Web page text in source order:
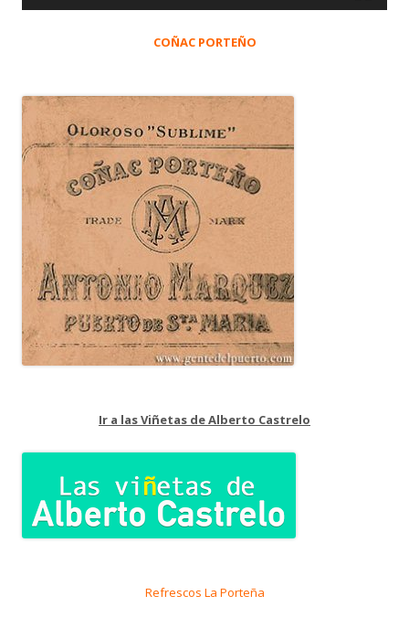
COÑAC PORTEÑO
Ir a las Viñetas de Alberto Castrelo
Refrescos La Porteña